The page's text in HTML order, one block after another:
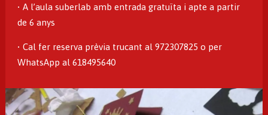
• A l’aula suberlab amb entrada gratuïta i apte a partir
de 6 anys
• Cal fer reserva prèvia trucant al 972307825 o per
WhatsApp al 618495640